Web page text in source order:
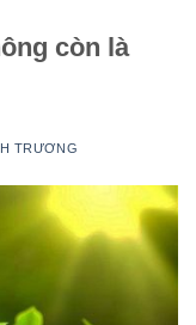
còn là
TRƯƠNG